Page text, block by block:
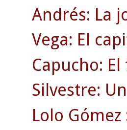
Andrés: La
Vega: El
Capucho:
Silvestre:
Lolo